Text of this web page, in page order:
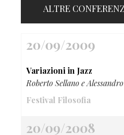
ALTRE
20/09/2009
Variazioni in Jazz
Roberto Sellano e
Festival Filosofia
20/09/2008